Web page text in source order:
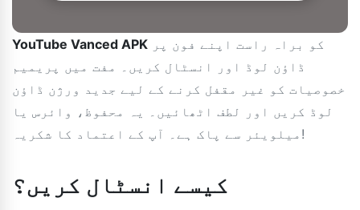
YouTube Vanced APK
ڈاؤن لوڈ اور انسٹال کریں۔ مفت میں پریمیم
خصوصیات کو غیر مقفل کرنے کے لیے جدید ورژن ڈاؤن
لوڈ کریں اور لطف اٹھائیں۔ یہ محفوظ، وائرس یا
میلویئر سے پاک ہے۔ آپ کے اعتماد کا شکریہ!
کیسے انسٹال کریں؟